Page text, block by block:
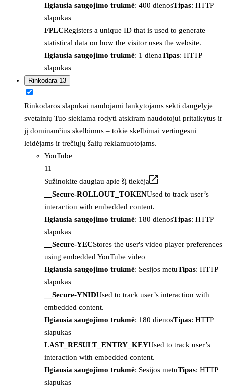
Ilgiausia saugojimo trukmė: 400 dienosTipas: HTTP
slapukas
FPLCRegisters a unique ID that is used to generate
statistical data on how the visitor uses the website.
Ilgiausia saugojimo trukmė: 1 dienaTipas: HTTP
slapukas
Rinkodara 13
Rinkodaros slapukai naudojami lankytojams sekti daugelyje
svetainių Tuo siekiama rodyti atskiram naudotojui pritaikytus ir
jį dominančius skelbimus – tokie skelbimai vertingesni
leidėjams ir trečiųjų šalių reklamuotojams.
YouTube
11
Sužinokite daugiau apie šį tiekėją
__Secure-ROLLOUT_TOKENUsed to track user’s
interaction with embedded content.
Ilgiausia saugojimo trukmė: 180 dienosTipas: HTTP
slapukas
__Secure-YECStores the user's video player preferences
using embedded YouTube video
Ilgiausia saugojimo trukmė: Sesijos metuTipas: HTTP
slapukas
__Secure-YNIDUsed to track user’s interaction with
embedded content.
Ilgiausia saugojimo trukmė: 180 dienosTipas: HTTP
slapukas
LAST_RESULT_ENTRY_KEYUsed to track user’s
interaction with embedded content.
Ilgiausia saugojimo trukmė: Sesijos metuTipas: HTTP
slapukas